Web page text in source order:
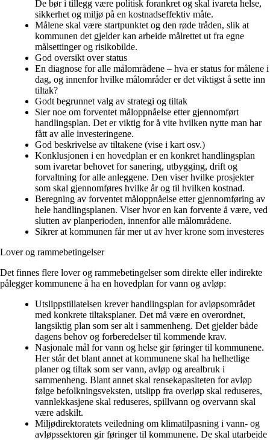
De bør i tillegg være politisk forankret og skal ivareta helse,
sikkerhet og miljø på en kostnadseffektiv måte. ​
Målene skal være startpunktet og den røde tråden, slik at
kommunen det gjelder kan arbeide målrettet ut fra egne
målsettinger og risikobilde​.
God oversikt over status​
En diagnose for alle målområdene – hva er status for målene i
dag, og innenfor hvilke målområder er det viktigst å sette inn
tiltak?
Godt begrunnet valg av strategi og tiltak
Sier noe om forventet måloppnåelse etter gjennomført
handlingsplan. Det er viktig for å vite hvilken nytte man har
fått av alle investeringene.​
God beskrivelse av tiltakene (vise i kart osv.)​
Konklusjonen i en hovedplan er en konkret handlingsplan
som ivaretar behovet for sanering, utbygging, drift og
forvaltning for alle anleggene. Den viser hvilke prosjekter
som skal gjennomføres hvilke år og til hvilken kostnad.​
Beregning av forventet måloppnåelse etter gjennomføring av
hele handlingsplanen. Viser hvor en kan forvente å være, ved
slutten av planperioden, innenfor alle målområdene.
Sikrer at kommunen får mer ut av hver krone som investeres
Lover og rammebetingelser
Det finnes flere lover og rammebetingelser som direkte eller indirekte
pålegger kommunene å ha en hovedplan for vann og avløp:
Utslippstillatelsen krever handlingsplan for avløpsområdet
med konkrete tiltaksplaner. Det må være en overordnet,
langsiktig plan som ser alt i sammenheng. Det gjelder både
dagens behov og forberedelser til kommende krav.
Nasjonale mål for vann og helse gir føringer til kommunene.
Her står det blant annet at kommunene skal ha helhetlige
planer og tiltak som ser vann, avløp og arealbruk i
sammenheng. Blant annet skal rensekapasiteten for avløp
følge befolkningsveksten, utslipp fra overløp skal reduseres,
vannlekkasjene skal reduseres, spillvann og overvann skal
være adskilt.
Miljødirektoratets veiledning om klimatilpasning i vann- og
avløpssektoren ​ gir føringer til kommunene. De skal utarbeide